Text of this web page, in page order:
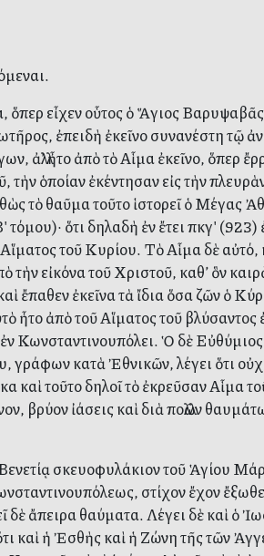
ὅπερ εἶχεν οὗτος ὁ Ἅγιος
ἐπειδὴ ἐκεῖνο συνανέστη τῷ
ἀλλ’ ἦτο ἀπὸ τὸ Αἷμα ἐκεῖνο, ὅπερ
ὁποίαν ἐκέντησαν εἰς τὴν
τὸ θαῦμα τοῦτο ἱστορεῖ ὁ Μέγας
ὅτι δηλαδὴ ἐν ἔτει πκγʹ
τοῦ Κυρίου. Τὸ Αἷμα δὲ
τὴν εἰκόνα τοῦ Χριστοῦ, καθ’ ὃν
ἔπαθεν ἐκεῖνα τὰ ἴδια ὅσα ζῶν ὁ
ἦτο ἀπὸ τοῦ Αἵματος τοῦ βλύσαντος
Κωνσταντινουπόλει. Ὁ δὲ Εὐθύμιος
γράφων κατὰ Ἐθνικῶν, λέγει ὅτι
καὶ τοῦτο δηλοῖ τὸ ἐκρεῦσαν Αἷμα
βρύον ἰάσεις καὶ διὰ πολλῶν
Βενετίᾳ σκευοφυλάκιον τοῦ Ἁγίου
στίχον ἔχον
δὲ ἄπειρα θαύματα. Λέγει δὲ καὶ ὁ
καὶ ἡ Ἐσθὴς καὶ ἡ Ζώνη τῆς τῶν